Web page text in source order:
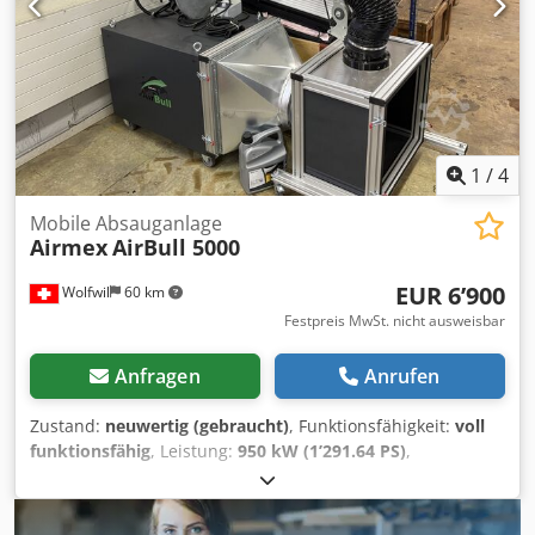
Trenntechnik Dein zuverlässiger Partner für Schneid- &
Trenntechnik: Claudio Macagnino Baumaschinen &
Nutzfahrzeughandel GmbH ➡️ Jetzt anfragen & sofort
verfügbare Neuware sichern! Bei Bedarf ermöglichen wir
Ihnen gerne eine virtuelle Besichtigung der Maschine per
Video-Call.
1 /4
Wolfwil 60 km
Mobile Absauganlage
AirmexAirBull 5000
EUR 6’900
Festpreis MwSt. nicht ausweisbar
Anfragen Anrufen
Zustand: neuwertig (gebraucht), Funktionsfähigkeit: voll
funktionsfähig, Leistung: 950 kW (1’291.64 PS),
, Kraftstofftyp:
Grau, Gesamtgewicht:61 kg, Baujahr:2025,
Betriebsstunden:20 h, Neuwertig - Vorführungsmaschine